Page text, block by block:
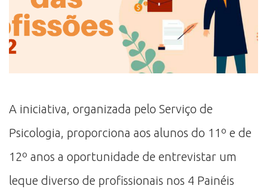
A iniciativa, organizada pelo Serviço de
Psicologia, proporciona aos alunos do 11º e de
12º anos a oportunidade de entrevistar um
leque diverso de profissionais nos 4 Painéis